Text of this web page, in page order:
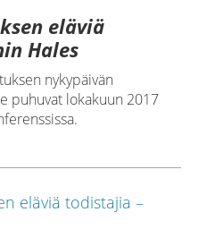
eläviä
Hales
nykypäivän
puhuvat lokakuun 2017